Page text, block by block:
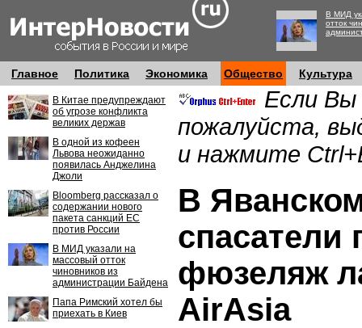
В МИД
отток
Главное Политика Экономика Общество Культура
В Китае предупреждают
об угрозе конфликта
великих держав
В одной из кофеен
Львова неожиданно
появилась Анджелина
Джоли
Bloomberg рассказал о
содержании нового
пакета санкций ЕС
против России
В МИД указали на
массовый отток
чиновников из
администрации Байдена
Папа Римский хотел бы
приехать в Киев
Если Вы
пожалуйста,
и нажмите
В
спасатели
фюзеляж
AirAsia